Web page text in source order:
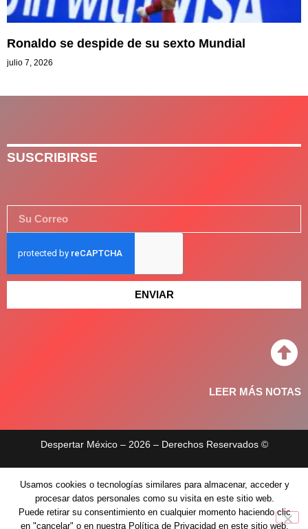
Ronaldo se despide de su sexto Mundial
julio 7, 2026
SUSCRIBIRSE
ENVIAR
LEER MÁS NOTAS
Despertar México – 2026 – Derechos Reservados ©
Políticas de privacidad
Usamos cookies o tecnologías similares para almacenar, acceder y
procesar datos personales como su visita en este sitio web.
Puede retirar su consentimiento en cualquier momento haciendo clic
en "cancelar" o en nuestra Política de Privacidad en este sitio web.